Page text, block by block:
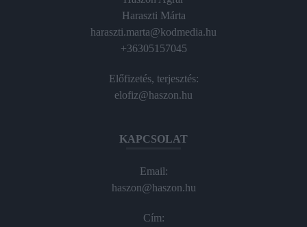
Haraszti Márta
haraszti.marta@kodmedia.hu
+36305157045
Előfizetés, terjesztés:
elofiz@haszon.hu
KAPCSOLAT
Email:
haszon@haszon.hu
Cím: